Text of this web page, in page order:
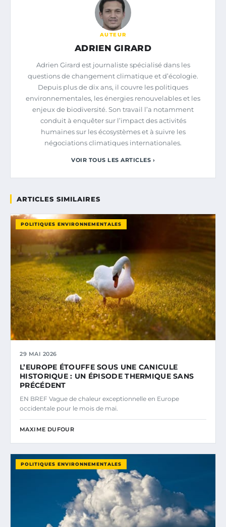
AUTEUR
ADRIEN GIRARD
Adrien Girard est journaliste spécialisé dans les
questions de changement climatique et d’écologie.
Depuis plus de dix ans, il couvre les politiques
environnementales, les énergies renouvelables et les
enjeux de biodiversité. Son travail l’a notamment
conduit à enquêter sur l’impact des activités
humaines sur les écosystèmes et à suivre les
négociations climatiques internationales.
VOIR TOUS LES ARTICLES ›
ARTICLES SIMILAIRES
POLITIQUES ENVIRONNEMENTALES
29 MAI 2026
L’EUROPE ÉTOUFFE SOUS UNE CANICULE
HISTORIQUE : UN ÉPISODE THERMIQUE SANS
PRÉCÉDENT
EN BREF Vague de chaleur exceptionnelle en Europe
occidentale pour le mois de mai.
MAXIME DUFOUR
POLITIQUES ENVIRONNEMENTALES